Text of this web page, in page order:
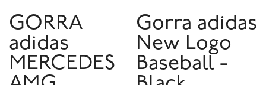
GORRA
adidas
MERCEDES
Gorra adidas
New Logo
Baseball -